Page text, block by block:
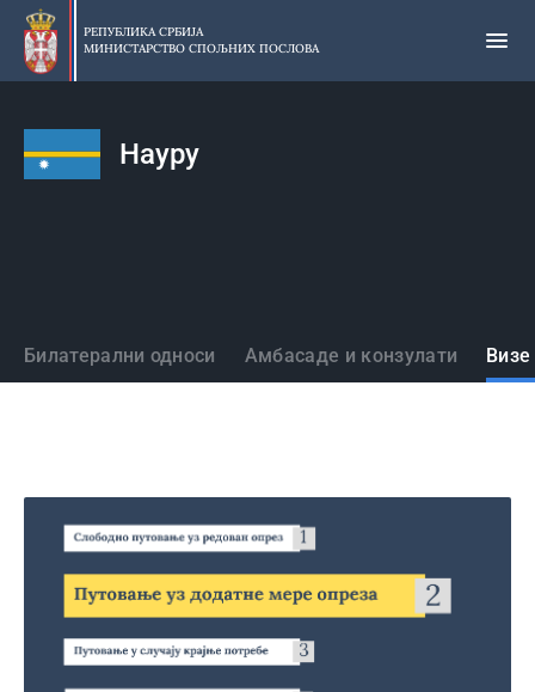
Прескочи
главни
део
РЕПУБЛИКА СРБИЈА
МИНИСТАРСТВО СПОЉНИХ ПОСЛОВА
Науру
Државе
Билатерални односи Амбасаде и конзулати